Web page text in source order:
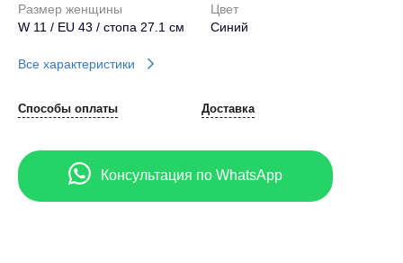
Размер женщины
W 11 / EU 43 / стопа 27.1 см
Цвет
Синий
Все характеристики
Способы оплаты Доставка
Консультация по WhatsApp